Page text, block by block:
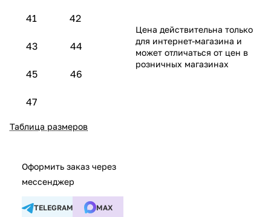
41 42
43 44
45 46
47
Таблица размеров
Оформить заказ через
мессенджер
TELEGRAM MAX
Цена действительна только
для интернет-магазина и
может отличаться от цен в
розничных магазинах